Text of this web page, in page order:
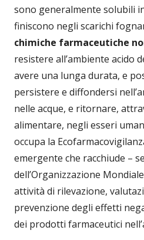
sono generalmente solubili
finiscono negli scarichi
chimiche farmaceutiche
resistere all’ambiente acido
avere una lunga durata, e
persistere e diffondersi
nelle acque, e ritornare,
alimentare, negli esseri
occupa la
emergente che racchiude –
dell’Organizzazione
attività di rilevazione,
prevenzione degli effetti
dei prodotti farmaceutici